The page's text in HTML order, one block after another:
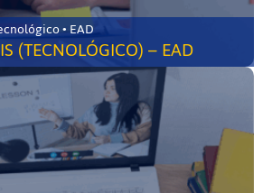
Divinópolis-MG • Tecnológico • EAD
(TECNOLÓGICO) – EAD